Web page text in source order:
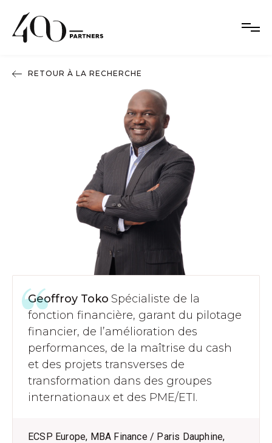
RETOUR À LA RECHERCHE
Geoffroy Toko Spécialiste de la
fonction financière, garant du pilotage
financier, de l’amélioration des
performances, de la maîtrise du cash
et des projets transverses de
transformation dans des groupes
internationaux et des PME/ETI.
ECSP Europe, MBA Finance / Paris Dauphine,